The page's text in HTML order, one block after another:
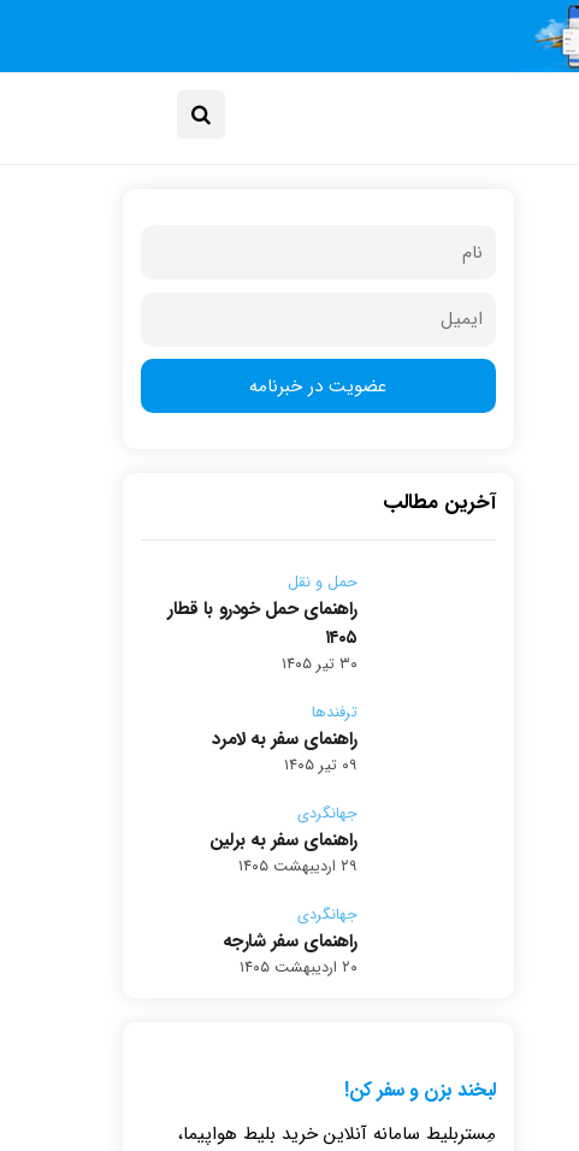
آخرین مطالب
حمل و نقل
راهنمای حمل خودرو با قطار
۱۴۰۵
۳۰ تیر ۱۴۰۵
ترفندها
راهنمای سفر به لامرد
۰۹ تیر ۱۴۰۵
جهانگردی
راهنمای سفر به برلین
۲۹ اردیبهشت ۱۴۰۵
جهانگردی
راهنمای سفر شارجه
۲۰ اردیبهشت ۱۴۰۵
لبخند بزن و سفر کن!
مِستربلیط سامانه آنلاین خرید بلیط هواپیما،